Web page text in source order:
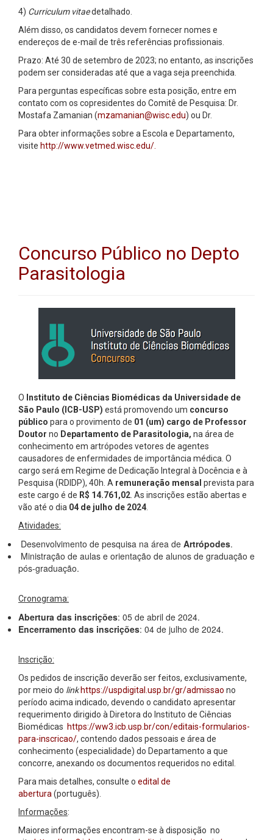
4) Curriculum vitaedetalhado.
Além disso, os candidatos devem fornecer nomes e
endereços de e-mail de três referências profissionais.
Prazo: Até 30 de setembro de 2023; no entanto, as inscrições
podem ser consideradas até que a vaga seja preenchida.
Para perguntas específicas sobre esta posição, entre em
contato com os copresidentes do Comitê de Pesquisa: Dr.
Mostafa Zamanian (mzamanian@wisc.edu) ou Dr.
Para obter informações sobre a Escola e Departamento,
visite http://www.vetmed.wisc.edu/.
Concurso Público no Depto
Parasitologia
O Instituto de Ciências Biomédicas da Universidade de
São Paulo (ICB-USP) está promovendo um concurso
público para o provimento de 01 (um) cargo de Professor
Doutor no Departamento de Parasitologia, na área de
conhecimento em artrópodes vetores de agentes
causadores de enfermidades de importância médica. O
cargo será em Regime de Dedicação Integral à Docência e à
Pesquisa (RDIDP), 40h. A remuneração mensal prevista para
este cargo é de R$ 14.761,02 . As inscrições estão abertas e
vão até o dia 04 de julho de 2024
Atividades:
Desenvolvimento de pesquisa na área de Artrópodes.
Ministração de aulas e orientação de alunos de graduação e
pós-graduação.
Cronograma:
Abertura das inscrições: 05 de abril de 2024.
Encerramento das inscrições: 04 de julho de 2024.
Inscrição:
Os pedidos de inscrição deverão ser feitos, exclusivamente,
por meio do linkhttps://uspdigital.usp.br/gr/admissao no
período acima indicado, devendo o candidato apresentar
requerimento dirigido à Diretora do Instituto de Ciências
Biomédicas https://ww3.icb.usp.br/con/editais-formularios-
para-inscricao/, contendo dados pessoais e área de
conhecimento (especialidade) do Departamento a que
concorre, anexando os documentos requeridos no edital.
Para mais detalhes, consulte o edital de
abertura (português).
Informações:
Maiores informações encontram-se à disposição no